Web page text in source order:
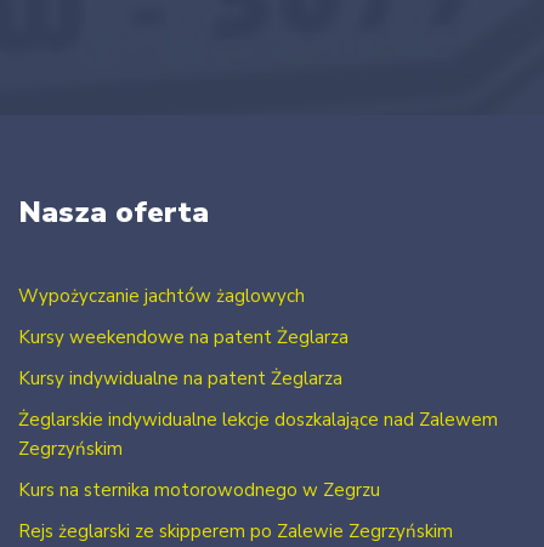
Nasza oferta
Wypożyczanie jachtów żaglowych
Kursy weekendowe na patent Żeglarza
Kursy indywidualne na patent Żeglarza
Żeglarskie indywidualne lekcje doszkalające nad Zalewem
Zegrzyńskim
Kurs na sternika motorowodnego w Zegrzu
Rejs żeglarski ze skipperem po Zalewie Zegrzyńskim